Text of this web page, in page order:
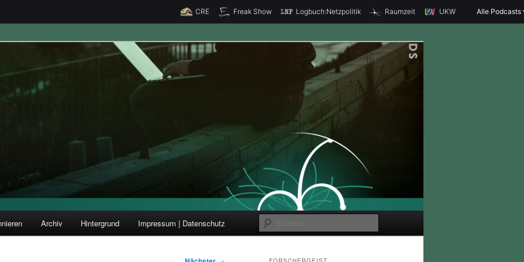
CRE Freak Show Logbuch:Netzpolitik Raumzeit UKW Alle Podcasts
und Forschung
u
Archiv Hintergrund Impressum | Datenschutz